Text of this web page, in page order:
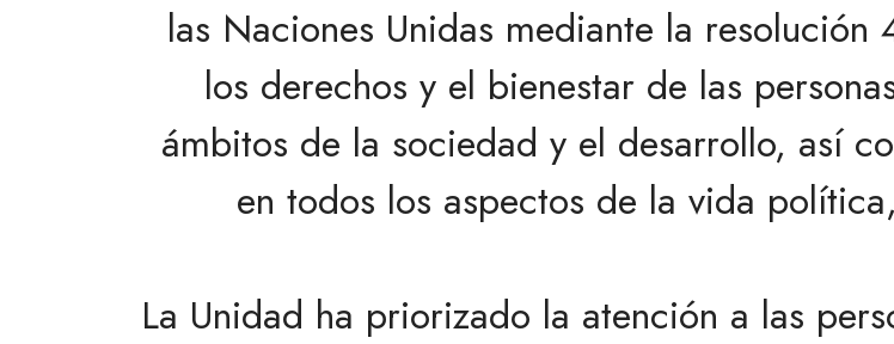
las Naciones Unidas mediante la
los derechos y el bienestar de las
ámbitos de la sociedad y el desarrollo, así
en todos los aspectos de la vida
La Unidad ha priorizado la atención a las